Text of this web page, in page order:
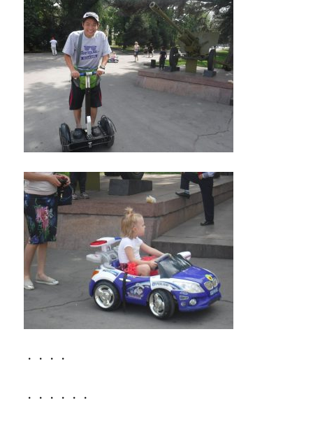
・・・・
・・・・・・